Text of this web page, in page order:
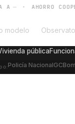
— · AHORRO
modelo
pública
Policía NacionalGC